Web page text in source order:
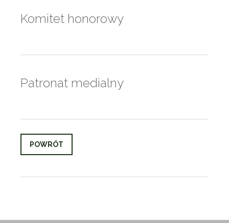
Komitet honorowy
Patronat medialny
POWRÓT